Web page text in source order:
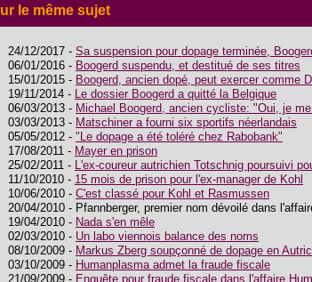
Sur le même sujet
24/12/2017 - Sa suspension pour dopage terminée,
06/01/2016 - Boogerd suspendu, et destitué de ses titres
15/01/2015 - Boogerd, ancien dopé, peut exercer comme
19/11/2014 - Le dossier Boogerd a quitté la Belgique
06/03/2013 - Michael Boogerd, ancien cycliste: "Oui, je
03/03/2013 - Matschiner a fourni six sportifs néerlandais
05/05/2012 - "Le dopage a été toléré chez Rabobank"
17/08/2011 - Mayer en prison
25/02/2011 - L'ex-coureur autrichien Totschnig poursuivi
11/10/2010 - 15 mois de prison pour l'ex-manager de Kohl
10/06/2010 - C'est classé pour Kohl et Rasmussen
20/04/2010 - Pfannberger, premier nom dévoilé dans
19/04/2010 - Nada s'en mêle
02/03/2010 - Un labo viennois balance des noms
08/10/2009 - Markus Zberg soupçonné de dopage en
03/10/2009 - Humanplasma admet la fraude fiscale
21/09/2009 - Enquête pour fraude fiscale dans l'affaire